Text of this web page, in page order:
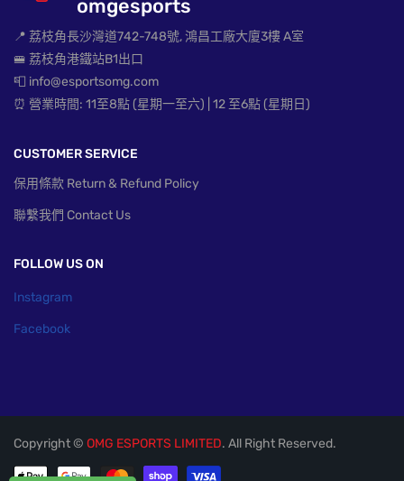
omgesports
📍 荔枝角長沙灣道742-748號, 鴻昌工廠大廈3樓 A室
🚝 荔枝角港鐵站B1出口
📮 info@esportsomg.com
⏰ 營業時間: 11至8點 (星期一至六) | 12 至6點 (星期日)
CUSTOMER SERVICE
保用條款 Return & Refund Policy
聯繫我們 Contact Us
FOLLOW US ON
Instagram
Facebook
Copyright © OMG ESPORTS LIMITED. All Right Reserved.
付款方式